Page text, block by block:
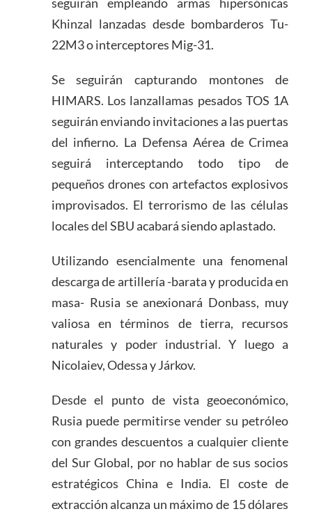
Khinzal lanzadas desde bombarderos Tu-
22M3 o interceptores Mig-31.
Se seguirán capturando montones de
HIMARS. Los lanzallamas pesados TOS 1A
seguirán enviando invitaciones a las puertas
del infierno. La Defensa Aérea de Crimea
seguirá interceptando todo tipo de
pequeños drones con artefactos explosivos
improvisados. El terrorismo de las células
locales del SBU acabará siendo aplastado.
Utilizando esencialmente una fenomenal
descarga de artillería -barata y producida en
masa- Rusia se anexionará Donbass, muy
valiosa en términos de tierra, recursos
naturales y poder industrial. Y luego a
Nicolaiev, Odessa y Járkov.
Desde el punto de vista geoeconómico,
Rusia puede permitirse vender su petróleo
con grandes descuentos a cualquier cliente
del Sur Global, por no hablar de sus socios
estratégicos China e India. El coste de
extracción alcanza un máximo de 15 dólares